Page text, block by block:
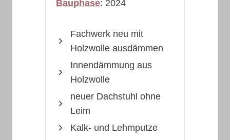
Bauphase: 2024
Fachwerk neu mit
Holzwolle ausdämmen
Innendämmung aus
Holzwolle
neuer Dachstuhl ohne
Leim
Kalk- und Lehmputze